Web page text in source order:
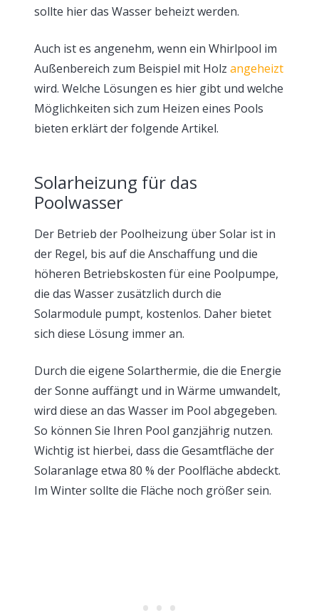
sollte hier das Wasser beheizt werden.
Auch ist es angenehm, wenn ein Whirlpool im
Außenbereich zum Beispiel mit Holz angeheizt
wird. Welche Lösungen es hier gibt und welche
Möglichkeiten sich zum Heizen eines Pools
bieten erklärt der folgende Artikel.
Solarheizung für das
Poolwasser
Der Betrieb der Poolheizung über Solar ist in
der Regel, bis auf die Anschaffung und die
höheren Betriebskosten für eine Poolpumpe,
die das Wasser zusätzlich durch die
Solarmodule pumpt, kostenlos. Daher bietet
sich diese Lösung immer an.
Durch die eigene Solarthermie, die die Energie
der Sonne auffängt und in Wärme umwandelt,
wird diese an das Wasser im Pool abgegeben.
So können Sie Ihren Pool ganzjährig nutzen.
Wichtig ist hierbei, dass die Gesamtfläche der
Solaranlage etwa 80 % der Poolfläche abdeckt.
Im Winter sollte die Fläche noch größer sein.